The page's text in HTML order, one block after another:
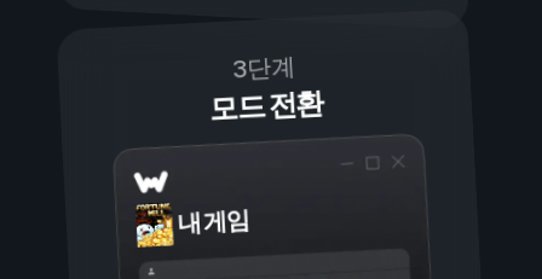
3단계
모드 전환
내 게임